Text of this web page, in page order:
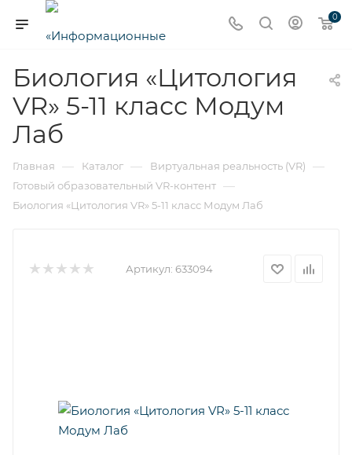
0
Биология «Цитология
VR» 5-11 класс Модум
Лаб
Главная — Каталог — Виртуальная реальность (VR) —
Готовый образовательный VR-контент —
Биология «Цитология VR» 5-11 класс Модум Лаб
Артикул: 633094